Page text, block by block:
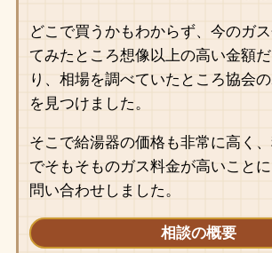
どこで買うかもわからず、今のガ
てみたところ想像以上の高い金額
り、相場を調べていたところ協会
を見つけました。
そこで給湯器の価格も非常に高く
でそもそものガス料金が高いこと
問い合わせしました。
相談の概要